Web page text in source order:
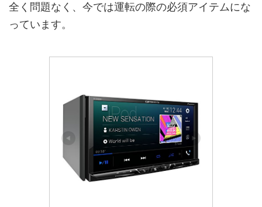
全く問題なく、今では運転の際の必須アイテムにな
っています。